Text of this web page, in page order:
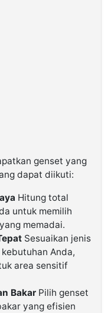
genset yang
dapat diikuti:
Hitung total
untuk memilih
memadai.
Sesuaikan jenis
Anda,
area sensitif
Bakar Pilih genset
yang efisien